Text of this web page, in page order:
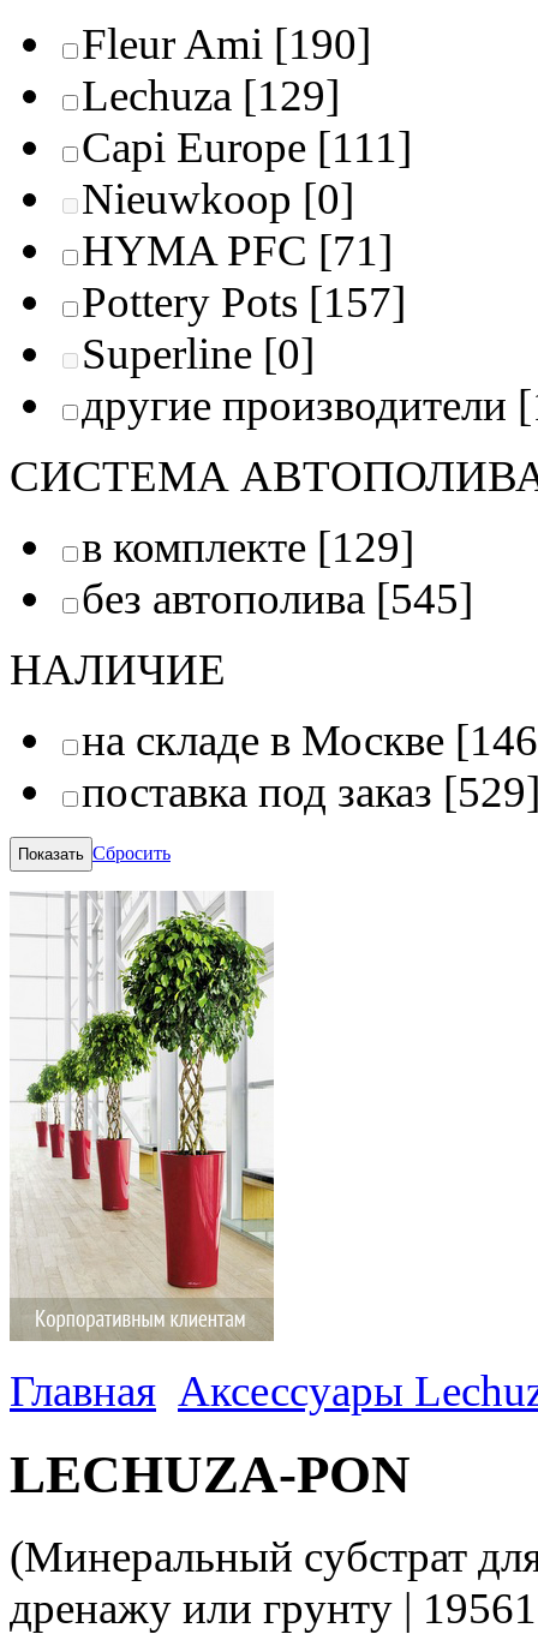
Fleur Ami [190]
Lechuza [129]
Capi Europe [111]
Nieuwkoop [0]
HYMA PFC [71]
Pottery Pots [157]
Superline [0]
другие производители
СИСТЕМА
в комплекте [129]
без автополива [545]
НАЛИЧИЕ
на складе в Москве
поставка под заказ
Сбросить
Главная Аксессуары
LECHUZA-PON
(Минеральный субстрат
дренажу или грунту |